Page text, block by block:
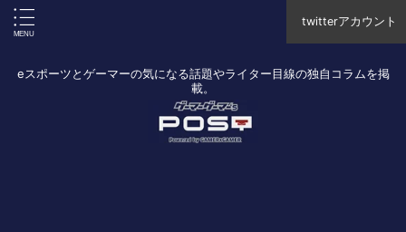
twitterアカウント
eスポーツとゲーマーの気になる話題やライター目線の独自コラムを掲
載。